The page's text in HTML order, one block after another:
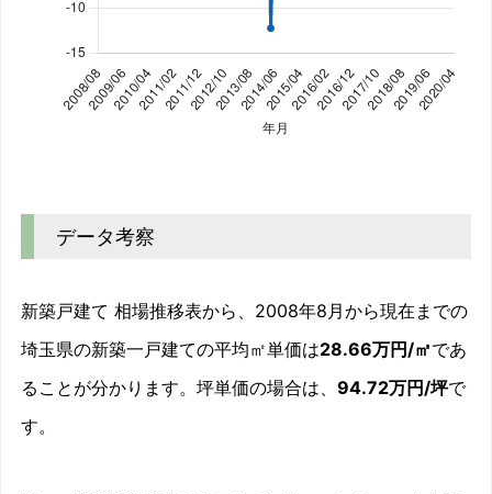
2008/09
2008/11 5.3%
2008/12 6.7%
データ考察
新築戸建て 相場推移表から、2008年8月から現在までの
埼玉県の新築一戸建ての平均㎡単価は28.66万円/㎡であ
ることが分かります。坪単価の場合は、 94.72万円/坪で
す。